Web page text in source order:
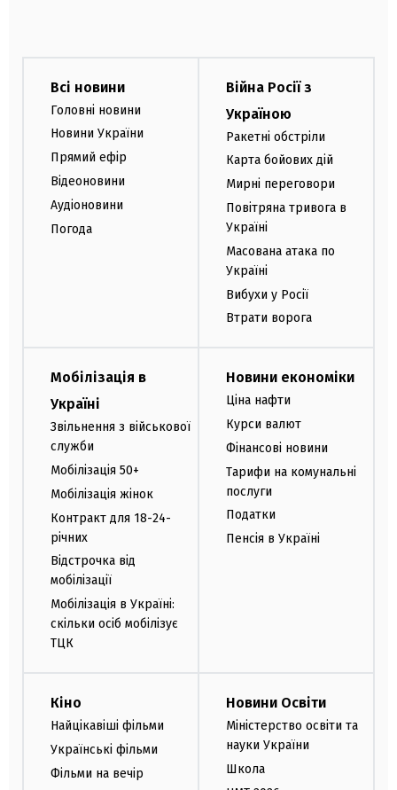
Всі новини
Головні новини
Новини України
Прямий ефір
Відеоновини
Аудіоновини
Погода
Війна Росії з
Україною
Ракетні обстріли
Карта бойових дій
Мирні переговори
Повітряна тривога в
Україні
Масована атака по
Україні
Вибухи у Росії
Втрати ворога
Мобілізація в
Україні
Звільнення з військової
служби
Мобілізація 50+
Мобілізація жінок
Контракт для 18-24-
річних
Відстрочка від
мобілізації
Мобілізація в Україні:
скільки осіб мобілізує
ТЦК
Новини економіки
Ціна нафти
Курси валют
Фінансові новини
Тарифи на комунальні
послуги
Податки
Пенсія в Україні
Кіно
Найцікавіші фільми
Українські фільми
Фільми на вечір
Новини Освіти
Міністерство освіти та
науки України
Школа